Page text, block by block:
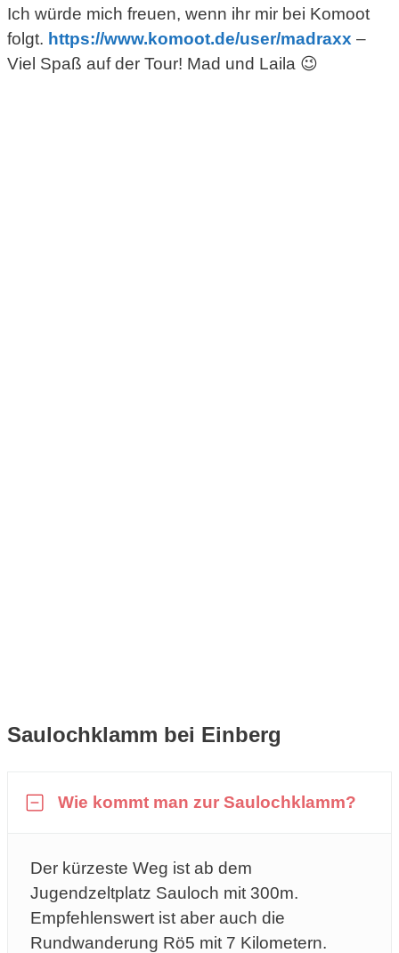
Ich würde mich freuen, wenn ihr mir bei Komoot
folgt. https://www.komoot.de/user/madraxx –
Viel Spaß auf der Tour! Mad und Laila 😉
Saulochklamm bei Einberg
Wie kommt man zur Saulochklamm?
Der kürzeste Weg ist ab dem
Jugendzeltplatz Sauloch mit 300m.
Empfehlenswert ist aber auch die
Rundwanderung Rö5 mit 7 Kilometern.